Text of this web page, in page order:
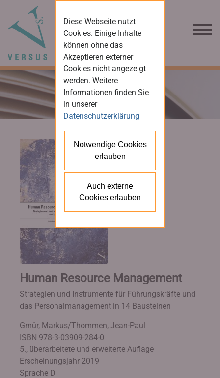
Human Resource Management
Strategien und Instrumente für Führungskräfte und
das Personalmanagement in 14 Bausteinen
Gmür, Markus/Thommen, Jean-Paul
ISBN 978-3-03909-284-0
5., überarbeitete und erweiterte Auflage
Erscheinungsjahr 2019
Sprache D
Diese Webseite nutzt
Cookies. Einige Inhalte
können ohne das
Akzeptieren externer
Cookies nicht angezeigt
werden. Weitere
Informationen finden Sie
in unserer
Datenschutzerklärung
Notwendige Cookies
erlauben
Auch externe
Cookies erlauben